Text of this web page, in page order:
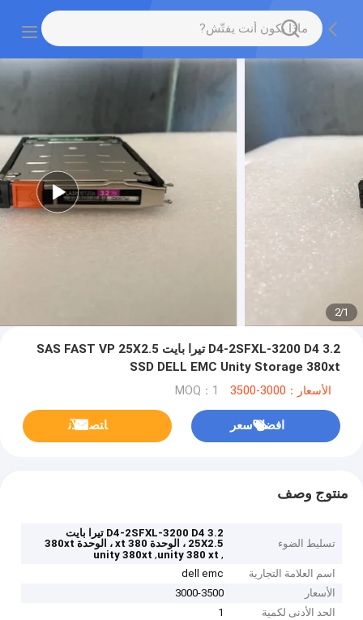
1
/
2
D4-2SFXL-3200 D4 3.2 تيرا بايت SAS FAST VP 25X2.5
SSD DELL EMC Unity Storage 380xt
الأسعار：3000-3500 MOQ：1
افضل سعر ﺎﺘﺼﻟ ﺍﻶﻧ
منتوج وصف
تسليط الضوء
D4-2SFXL-3200 D4 3.2 تيرا بايت
25X2.5 ، الوحدة 380 xt ، الوحدة 380xt
,
unity 380 xt
,
unity 380xt
اسم العلامة التجارية
dell emc
الأسعار
3000-3500
الحد الأدنى لكمية
1